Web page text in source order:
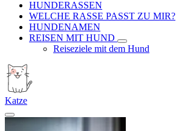
HUNDERASSEN
WELCHE RASSE PASST ZU MIR?
HUNDENAMEN
REISEN MIT HUND
Reiseziele mit dem Hund
Katze